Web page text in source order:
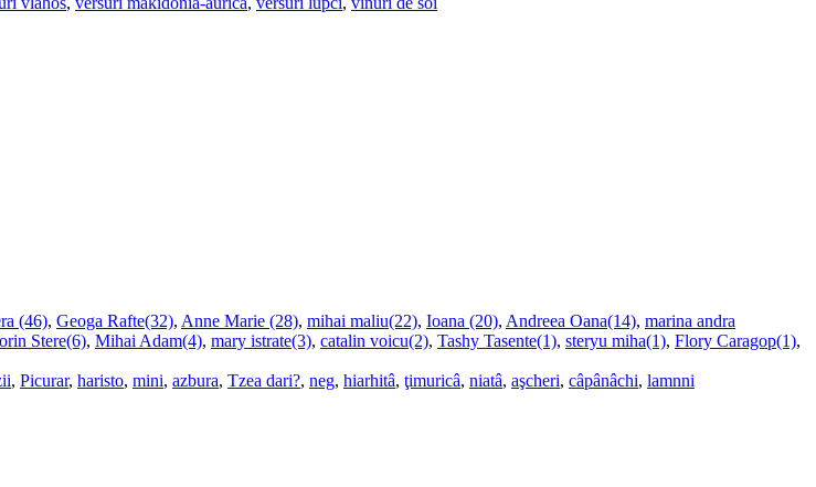
(46), Geoga Rafte(32), Anne Marie (28), mihai maliu(22), Ioana (20), Andreea Oana(14), marina andra
Stere(6), Mihai Adam(4), mary istrate(3), catalin voicu(2), Tashy Tasente(1), steryu miha(1), Flory Caragop(1),
, Picurar, haristo, mini, azbura, Tzea dari?, neg, hiarhitâ, ţimuricâ, niatâ, aşcheri, câpânâchi, lamnni